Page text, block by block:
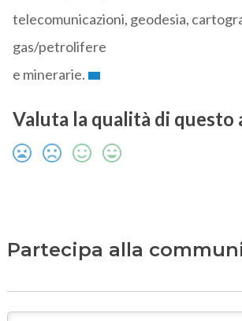
telecomunicazioni, geodesia,
gas/petrolifere
e minerarie.
Valuta la qualità di questo
Partecipa alla